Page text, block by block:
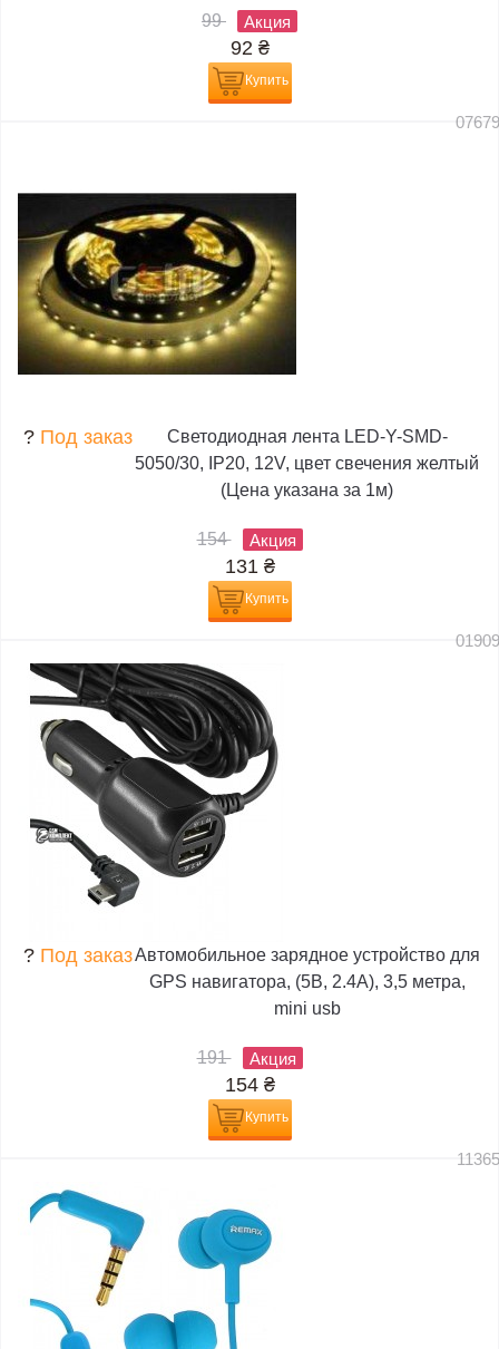
99 Акция
92 ₴
Купить
? Под заказ
Светодиодная лента LED-Y-SMD-
5050/30, IP20, 12V, цвет свечения желтый
(Цена указана за 1м)
154 Акция
131 ₴
Купить
? Под заказАвтомобильное зарядное устройство для
GPS навигатора, (5В, 2.4А), 3,5 метра,
mini usb
191 Акция
154 ₴
Купить